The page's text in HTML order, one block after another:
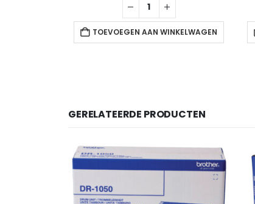
TOEVOEGEN AAN WINKELWAGEN
GERELATEERDE PRODUCTEN